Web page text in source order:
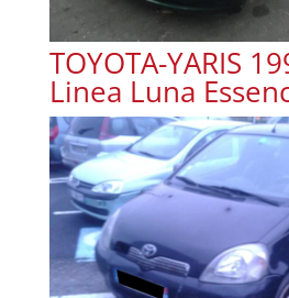
TOYOTA-YARIS
Linea Luna